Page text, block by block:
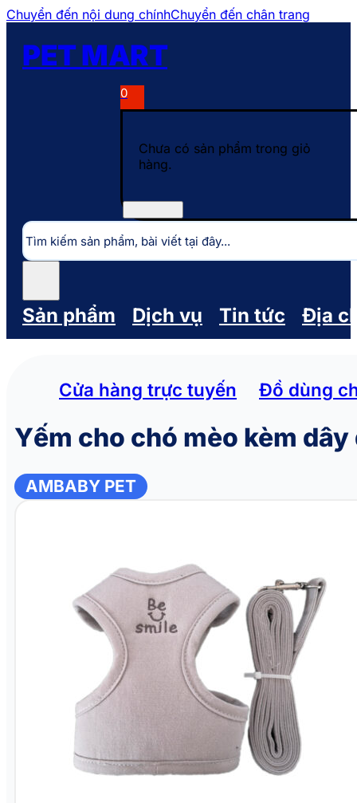
Chuyển đến nội dung chínhChuyển đến chân trang
PET MART
Tìm
kiếm
0
Chưa có sản phẩm trong giỏ
hàng.
Sản phẩm Dịch vụ Tin tức Địa
Cửa hàng trực tuyến Đồ dùng
Yếm cho chó mèo kèm
AMBABY PET